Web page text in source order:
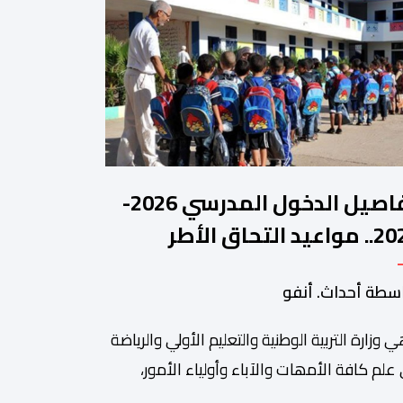
أبرزالتظاهرات التراثية بالمغرب، والتي تستقطب سنويا
تفاصيل الدخول المدرسي 2026-
2027.. مواعيد التحاق الأطر
بالمؤسسات التعليمية
أحداث. أنفو
وزارة التربیة الوطنیة والتعلیم الأولي والریاضة
علم كافة الأمھات والآباء وأولیاء الأمور،